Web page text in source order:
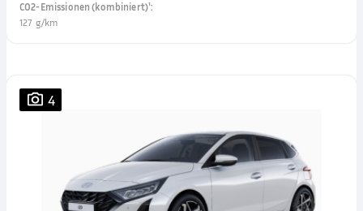
CO2-Emissionen (kombiniert)¹:
127 g/km
4